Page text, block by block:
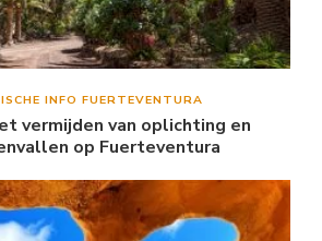
INFO FUERTEVENTURA
vermijden van oplichting en
op Fuerteventura